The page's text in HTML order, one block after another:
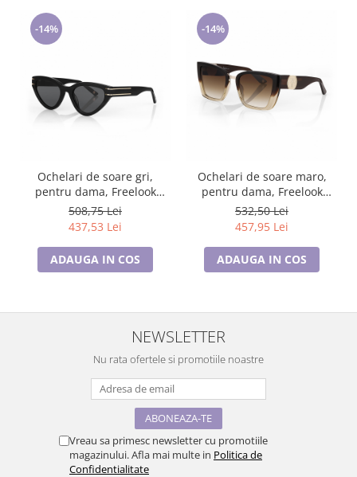
-14%
Ochelari de soare gri,
pentru dama, Freelook
Sunglasses, F1011-1
508,75 Lei
437,53 Lei
ADAUGA IN COS
-14%
Ochelari de soare maro,
pentru dama, Freelook
Sunglasses, F1005-2
532,50 Lei
457,95 Lei
ADAUGA IN COS
NEWSLETTER
Nu rata ofertele si promotiile noastre
Vreau sa primesc newsletter cu promotiile
magazinului. Afla mai multe in Politica de
Confidentialitate